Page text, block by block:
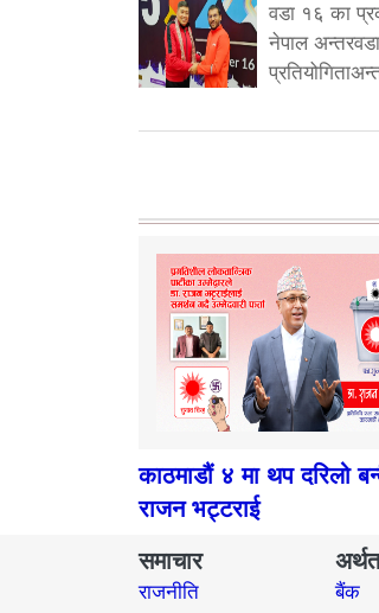
वडा १६ का
नेपाल
काठमाडौं ४ मा थप दरिलो
राजन भट्टराई
समाचार
राजनीति बैंक